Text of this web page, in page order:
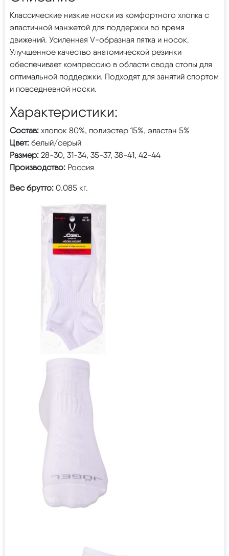
Классические низкие носки из комфортного хлопка с
эластичной манжетой для поддержки во время
движений. Усиленная V-образная пятка и носок.
Улучшенное качество анатомической резинки
обеспечивает компрессию в области свода стопы для
оптимальной поддержки. Подходят для занятий спортом
и повседневной носки.
Характеристики:
Состав: хлопок 80%, полиэстер 15%, эластан 5%
Цвет: белый/серый
Размер: 28-30, 31-34, 35-37, 38-41, 42-44
Производство: Россия
Вес брутто: 0.085 кг.